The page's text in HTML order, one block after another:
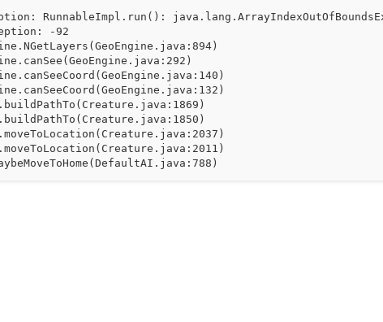
RunnableImpl.run():
-92